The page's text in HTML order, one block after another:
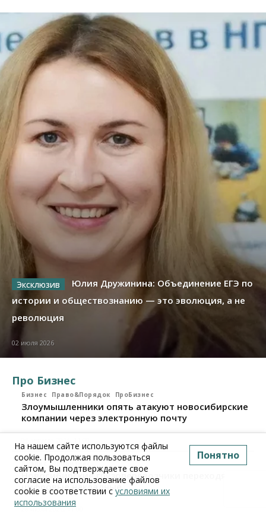
Юлия Дружинина: Объединение ЕГЭ по
истории и обществознанию — это эволюция, а не
революция
02 июля 2026
Про Бизнес
Бизнес Право&Порядок ПроБизнес
Злоумышленники опять атакуют новосибирские
компании через электронную почту
Бизнес ПроБизнес
Новосибирские грузоперевозчики переходят на
цифровые накладные
28 июля 2026, 11:00
На нашем сайте используются файлы
cookie. Продолжая пользоваться
сайтом, Вы подтверждаете свое
согласие на использование файлов
cookie в соответствии с условиями их
использования
Понятно